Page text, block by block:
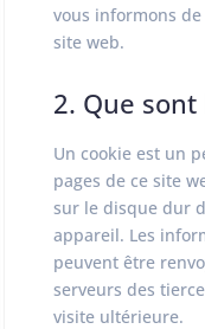
vous informons
site web.
2. Que sont
Un cookie est un
pages de ce site
sur le disque dur
appareil. Les
peuvent être
serveurs des
visite ultérieure.